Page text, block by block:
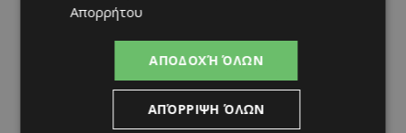
Απορρήτου
ΑΠΟΔΟΧΉ ΌΛΩΝ
ΑΠΌΡΡΙΨΗ ΌΛΩΝ